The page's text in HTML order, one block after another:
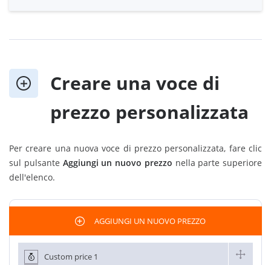
Creare una voce di
prezzo personalizzata
Per creare una nuova voce di prezzo personalizzata, fare clic
sul pulsante Aggiungi un nuovo prezzo nella parte superiore
dell'elenco.
AGGIUNGI UN NUOVO PREZZO
Custom price 1